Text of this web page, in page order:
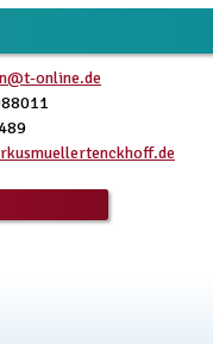
online.de